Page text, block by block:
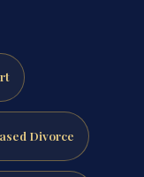
Divorce